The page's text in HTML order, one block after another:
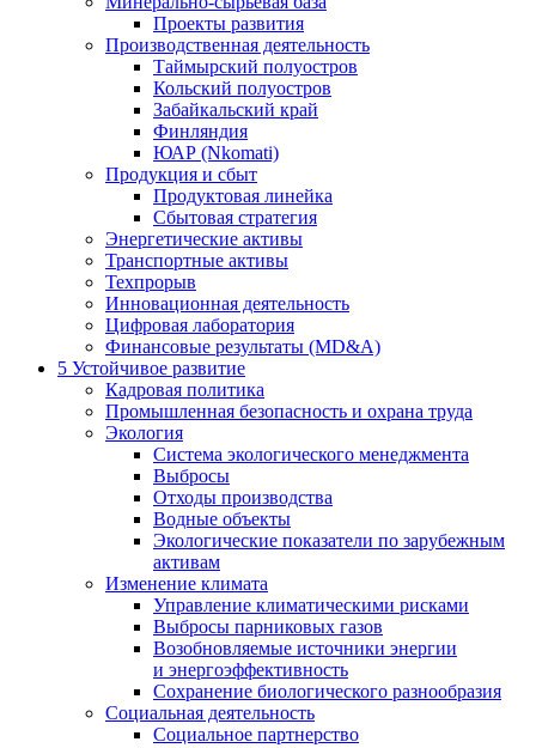
Проекты развития
Производственная деятельность
Таймырский полуостров
Кольский полуостров
Забайкальский край
Финляндия
ЮАР (Nkomati)
Продукция и сбыт
Продуктовая линейка
Сбытовая стратегия
Энергетические активы
Транспортные активы
Техпрорыв
Инновационная деятельность
Цифровая лаборатория
Финансовые результаты (MD&A)
5 Устойчивое развитие
Кадровая политика
Промышленная безопасность и охрана труда
Экология
Система экологического менеджмента
Выбросы
Отходы производства
Водные объекты
Экологические показатели по зарубежным
активам
Изменение климата
Управление климатическими рисками
Выбросы парниковых газов
Возобновляемые источники энергии
и энергоэффективность
Сохранение биологического разнообразия
Социальная деятельность
Социальное партнерство